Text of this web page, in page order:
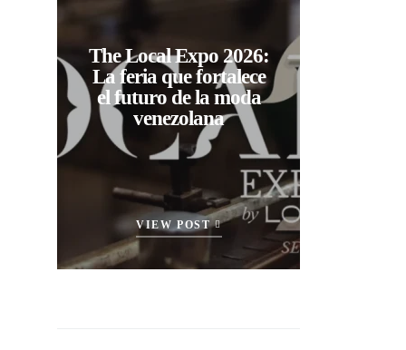
The Local Expo 2026:
La feria que fortalece
el futuro de la moda
venezolana
VIEW POST